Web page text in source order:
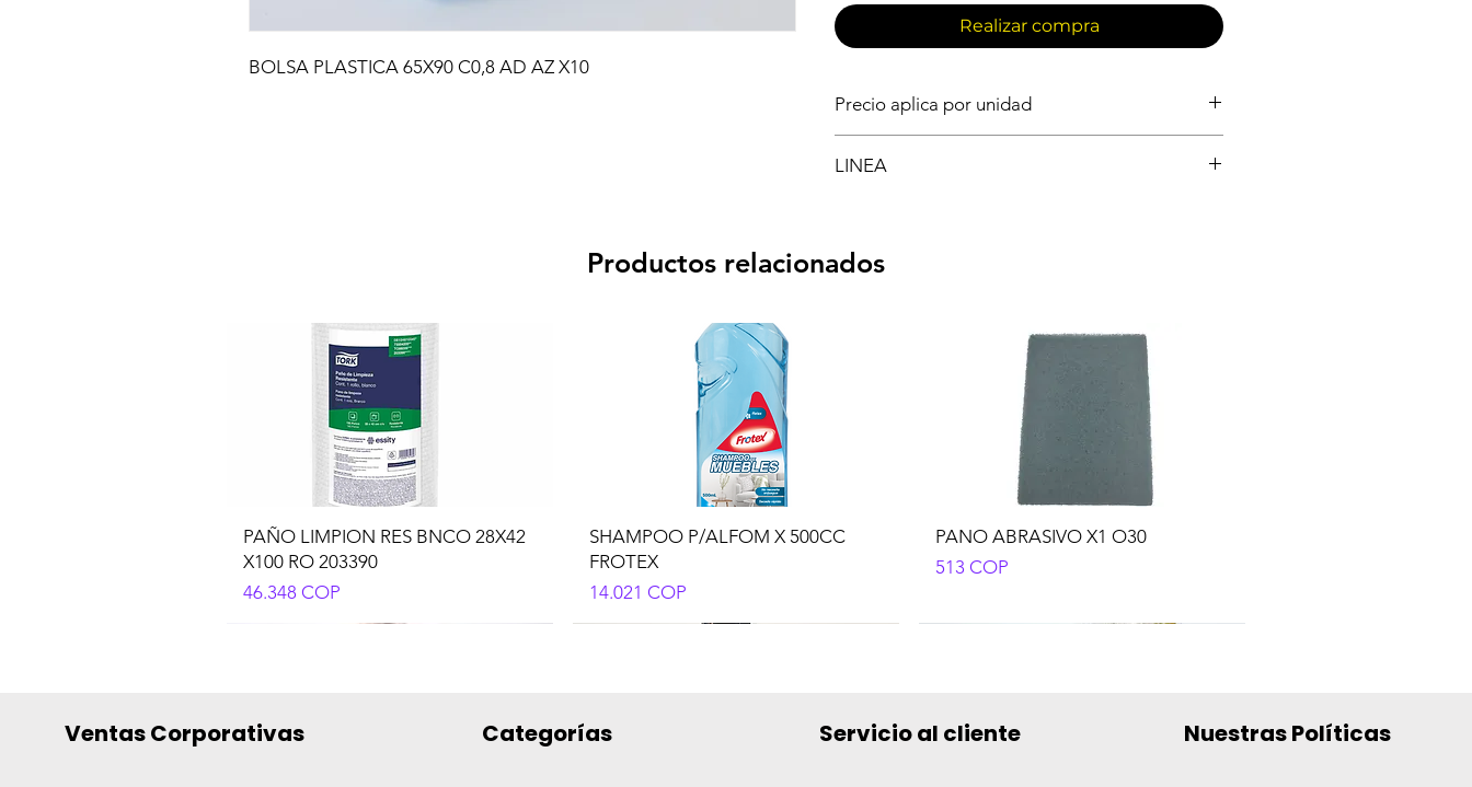
BOLSA PLASTICA 65X90 C0,8 AD AZ X10
Realizar compra
Precio aplica por unidad
LINEA
Productos relacionados
PAÑO LIMPION RES BNCO 28X42
X100 RO 203390
Precio
46.348 COP
SHAMPOO P/ALFOM X 500CC
FROTEX
Precio
14.021 COP
PANO ABRASIVO X1 O30
Precio
513 COP
Ventas Corporativas Categorías Servicio al cliente Nuestras Políticas